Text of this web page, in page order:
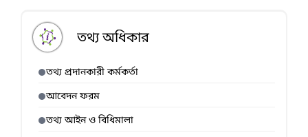
তথ্য অধিকার
তথ্য প্রদানকারী কর্মকর্তা
আবেদন ফরম
তথ্য আইন ও বিধিমালা